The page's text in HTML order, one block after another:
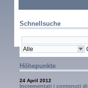
Schnellsuche
Höhepunkte
24 April 2012
Incrementati i contenuti di